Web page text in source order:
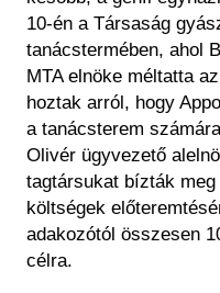
10-én a Társaság
tanácstermében, ahol
MTA elnöke méltatta
hoztak arról, hogy
a tanácsterem
Olivér ügyvezető
tagtársukat bízták
költségek
adakozótól összesen
célra.